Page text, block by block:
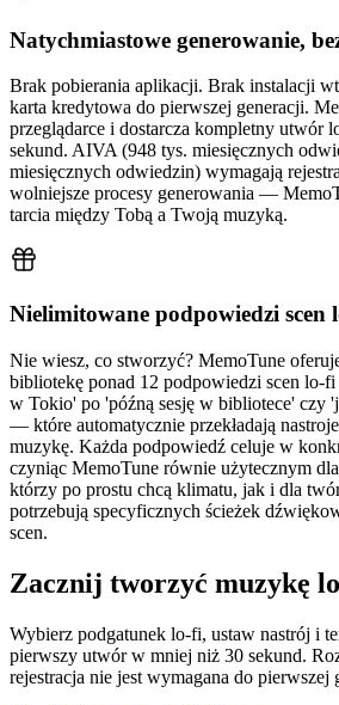
Natychmiastowe generowanie,
Brak pobierania aplikacji. Brak instalacji
karta kredytowa do pierwszej generacji.
przeglądarce i dostarcza kompletny utwór
sekund. AIVA (948 tys. miesięcznych
miesięcznych odwiedzin) wymagają
wolniejsze procesy generowania —
tarcia między Tobą a Twoją muzyką.
Nielimitowane podpowiedzi scen
Nie wiesz, co stworzyć? MemoTune
bibliotekę ponad 12 podpowiedzi scen lo-
w Tokio' po 'późną sesję w bibliotece' czy
— które automatycznie przekładają
muzykę. Każda podpowiedź celuje w
czyniąc MemoTune równie użytecznym dla
którzy po prostu chcą klimatu, jak i dla
potrzebują specyficznych ścieżek
scen.
Zacznij tworzyć muzykę
Wybierz podgatunek lo-fi, ustaw nastrój i
pierwszy utwór w mniej niż 30 sekund.
rejestracja nie jest wymagana do pierwszej